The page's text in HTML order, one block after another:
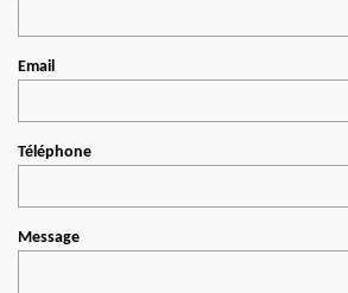
Email
Téléphone
Message